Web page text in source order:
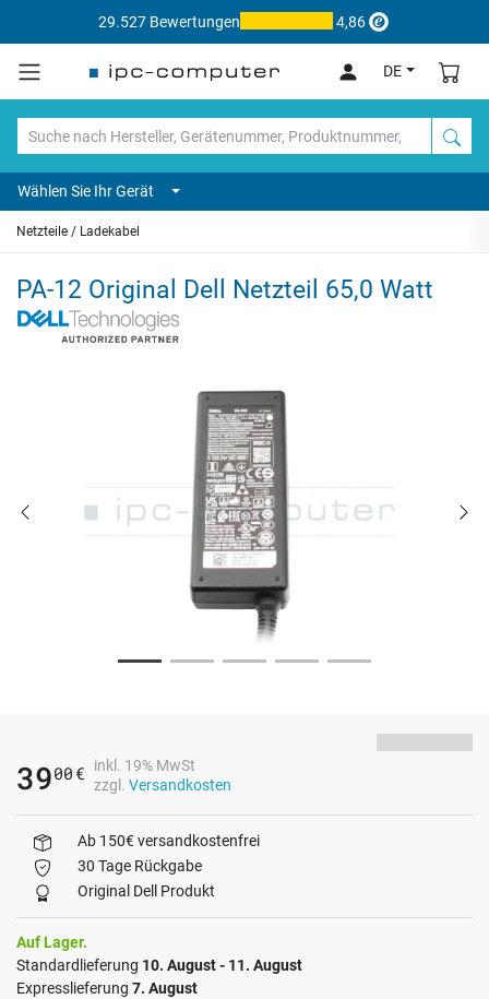
29.527 Bewertungen 4,86
DE
Wählen Sie Ihr Gerät
Netzteile / Ladekabel
PA-12 Original Dell Netzteil 65,0 Watt
3900 €
inkl. 19% MwSt
zzgl. Versandkosten
Ab 150€ versandkostenfrei
30 Tage Rückgabe
Original Dell Produkt
Auf Lager.
Standardlieferung 10. August - 11. August
Expresslieferung 7. August